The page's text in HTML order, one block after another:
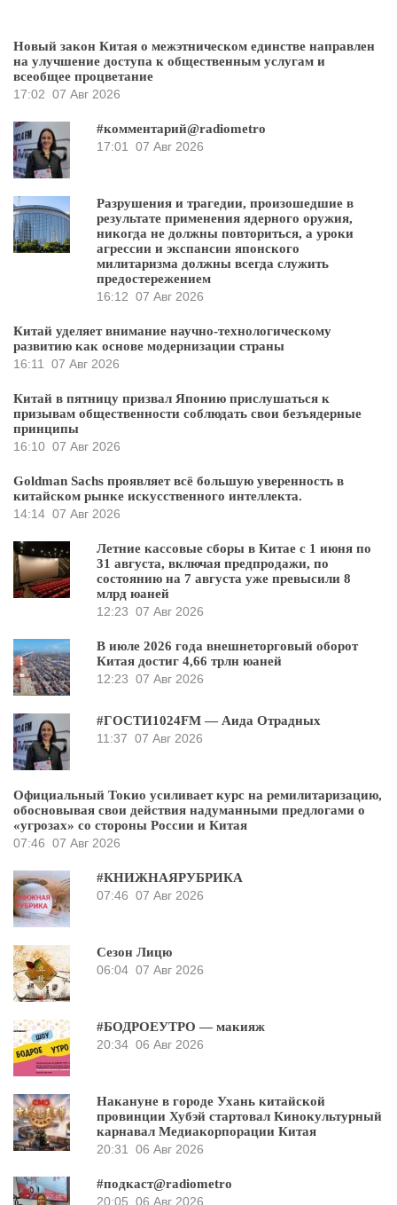
Новый закон Китая о межэтническом единстве направлен
на улучшение доступа к общественным услугам и
всеобщее процветание
17:02 07 Авг 2026
#комментарий@radiometro
17:01
07 Авг 2026
Разрушения и трагедии, произошедшие в
результате применения ядерного оружия,
никогда не должны повториться, а уроки
агрессии и экспансии японского
милитаризма должны всегда служить
предостережением
16:12 07 Авг 2026
Китай уделяет внимание научно-технологическому
развитию как основе модернизации страны
16:11
07 Авг 2026
Китай в пятницу призвал Японию прислушаться к
призывам общественности соблюдать свои безъядерные
принципы
16:10 07 Авг 2026
Goldman Sachs проявляет всё большую уверенность в
китайском рынке искусственного интеллекта.
14:14 07 Авг 2026
Летние кассовые сборы в Китае с 1 июня по
31 августа, включая предпродажи, по
состоянию на 7 августа уже превысили 8
млрд юаней
12:23 07 Авг 2026
В июле 2026 года внешнеторговый оборот
Китая достиг 4,66 трлн юаней
12:23 07 Авг 2026
#ГОСТИ1024FM — Аида Отрадных
11:37 07 Авг 2026
Официальный Токио усиливает курс на ремилитаризацию,
обосновывая свои действия надуманными предлогами о
«угрозах» со стороны России и Китая
07:46 07 Авг 2026
#КНИЖНАЯРУБРИКА
07:46 07 Авг 2026
Сезон Лицю
06:04 07 Авг 2026
#БОДРОЕУТРО — макияж
20:34 06 Авг 2026
Накануне в городе Ухань китайской
провинции Хубэй стартовал Кинокультурный
карнавал Медиакорпорации Китая
20:31
06 Авг 2026
#подкаст@radiometro
20:05 06 Авг 2026